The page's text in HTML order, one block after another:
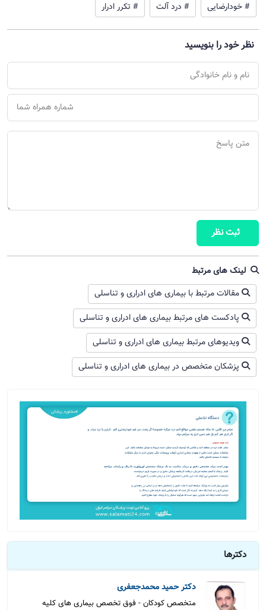
# خودارضایی
# درد آلت # تکرر ادرار
نظر خود را بنویسید
ثبت نظر
لینک های مرتبط
مقالات مرتبط با بیماری های ادراری و تناسلی
پادکست های مرتبط بیماری های ادراری و تناسلی
ویدیوهای مرتبط بیماری های ادراری و تناسلی
پزشکان متخصص در بیماری های ادراری و تناسلی
دکترها
دکتر حمید محمدجعفری
متخصص کودکان - فوق تخصص بیماری های کلیه